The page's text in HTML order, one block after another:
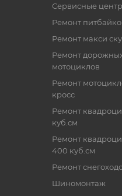
Сервисные
Ремонт
Ремонт макси
Ремонт
мотоциклов
Ремонт
кросс
Ремонт
куб.см
Ремонт
400 куб.см
Ремонт
Шиномонтаж